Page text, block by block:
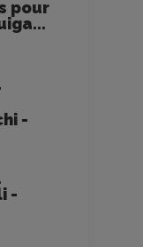
pour
-
-